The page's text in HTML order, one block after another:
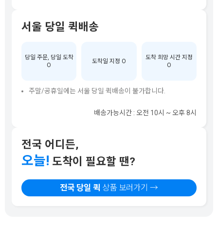
서울 당일 퀵배송
당일 주문, 당일 도착
O
도착일 지정 O
도착 희망 시간 지정
O
주말/공휴일에는 서울 당일 퀵배송이 불가합니다.
배송가능시간 : 오전 10시 ~ 오후 8시
전국 어디든,
오늘! 도착이 필요할 땐?
전국 당일 퀵 상품 보러가기 →